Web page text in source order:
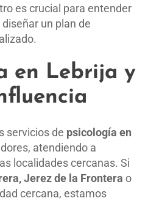
es crucial para entender
un plan de
en Lebrija y
servicios de psicología en
atendiendo a
localidades cercanas. Si
Jerez de la Frontera o
cercana, estamos